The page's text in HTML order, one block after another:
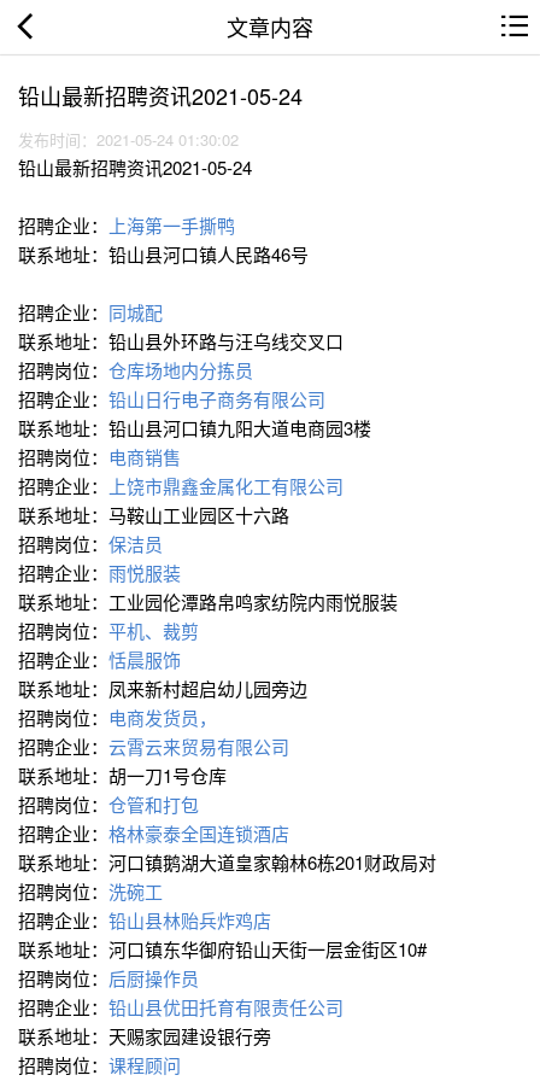
文章内容
铅山最新招聘资讯2021-05-24
发布时间：2021-05-24 01:30:02
铅山最新招聘资讯2021-05-24
招聘企业：
上海第一手撕鸭
联系地址：铅山县河口镇人民路46号
招聘企业： 同城配
联系地址：铅山县外环路与汪乌线交叉口
招聘岗位： 仓库场地内分拣员
招聘企业： 铅山日行电子商务有限公司
联系地址：铅山县河口镇九阳大道电商园3楼
招聘岗位： 电商销售
招聘企业：
上饶市鼎鑫金属化工有限公司
联系地址：马鞍山工业园区十六路
招聘岗位： 保洁员
招聘企业： 雨悦服装
联系地址：工业园伦潭路帛鸣家纺院内雨悦服装
招聘岗位： 平机、裁剪
招聘企业： 恬晨服饰
联系地址：凤来新村超启幼儿园旁边
招聘岗位： 电商发货员，
招聘企业： 云霄云来贸易有限公司
联系地址：胡一刀1号仓库
招聘岗位： 仓管和打包
招聘企业： 格林豪泰全国连锁酒店
联系地址：河口镇鹅湖大道皇家翰林6栋201财政局对
招聘岗位： 洗碗工
招聘企业： 铅山县林贻兵炸鸡店
联系地址：河口镇东华御府铅山天街一层金街区10#
招聘岗位： 后厨操作员
招聘企业： 铅山县优田托育有限责任公司
联系地址：天赐家园建设银行旁
招聘岗位： 课程顾问